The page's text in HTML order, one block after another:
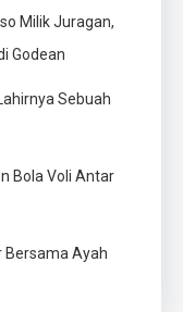
Milik Juragan,
Godean
Sebuah
Bola Voli Antar
Bersama Ayah